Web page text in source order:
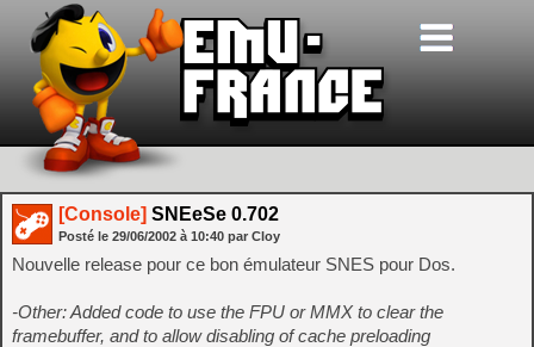
[Console] SNEeSe 0.702
Posté le 29/06/2002 à 10:40 par Cloy
Nouvelle release pour ce bon émulateur SNES pour Dos.
-Other: Added code to use the FPU or MMX to clear the
framebuffer, and to allow disabling of cache preloading